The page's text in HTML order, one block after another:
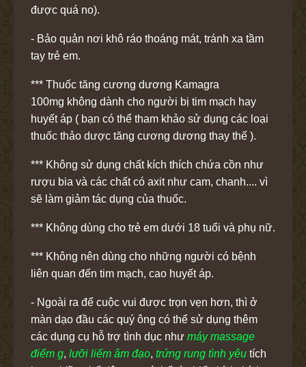
được quá no).
- Bảo quản nơi khô ráo thoáng mát, tránh xa tầm
tay trẻ em.
*** Thuốc tăng cương dương Kamagra
100mg không dành cho người bị tim mạch hay
huyết áp ( bạn có thể tham khảo sử dụng các loại
thuốc thảo dược tăng cương dương thay thế ).
*** Không sử dụng chất kích thích chứa cồn như
rượu bia và các chất có axit như cam, chanh.... vì
sẽ làm giảm tác dụng của thuốc.
*** Không dùng cho trẻ em dưới 18 tuổi và phụ nữ.
*** Không nên dùng cho những người có bệnh
liên quan đến tim mạch, cao huyết áp.
- Ngoài ra để cuộc vui được trọn vẹn hơn, thì ở
màn dạo đầu các quý ông có thể sử dụng thêm
các dụng cụ hỗ trợ tình dục như máy massage
điểm g, lưỡi liếm âm đạo, trứng rung tình yêu tích